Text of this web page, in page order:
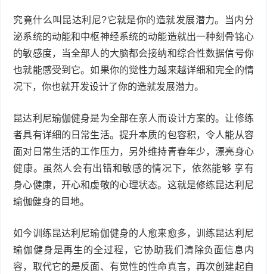
究竟什么叫昆达利尼?它就是你的造就发展潜力。当内分
泌系统的动能和中枢神经系统的动能造就出一种刻骨铭心
的敏感度，当全部人的大脑都会接纳和综合性数据信号你
也就能感受到它。如果你的觉性力越来越详细和完全的情
况下，你也就开发设计了你的造就发展潜力。
昆达利尼瑜伽健身是为全部在亲人而设计方案的。让修练
者具有详细的日常生活。提升本质的包容积，令人能从容
面对日常生活的工作压力，另外维持青春年少，漂亮身心
健康。虽然人会有出错和敏感的情况下，依然能够 享有
身心健康，开心和虔敬的心理状态。这就是修练昆达利尼
瑜伽健身的目地。
如今训练昆达利尼瑜伽健身的人愈来愈多，训练昆达利尼
瑜伽健身是再生的全过程，它协助我们清除负面信息内
容，取代它的是反面、有觉性的性命真言，再次创建起自